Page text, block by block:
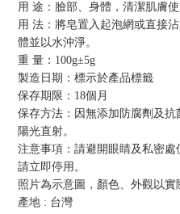
用 途：臉部、身體，清潔肌膚使
用 法：將皂置入起泡網或直接
體並以水沖淨。
重 量：100g±5g
製造日期：標示於產品標籤
保存期限： 18個月
保存方法：因無添加防腐劑及
陽光直射。
注意事項：請避開眼睛及私密
請立即停用。
照片為示意圖，顏色、外觀以實
產地 : 台灣